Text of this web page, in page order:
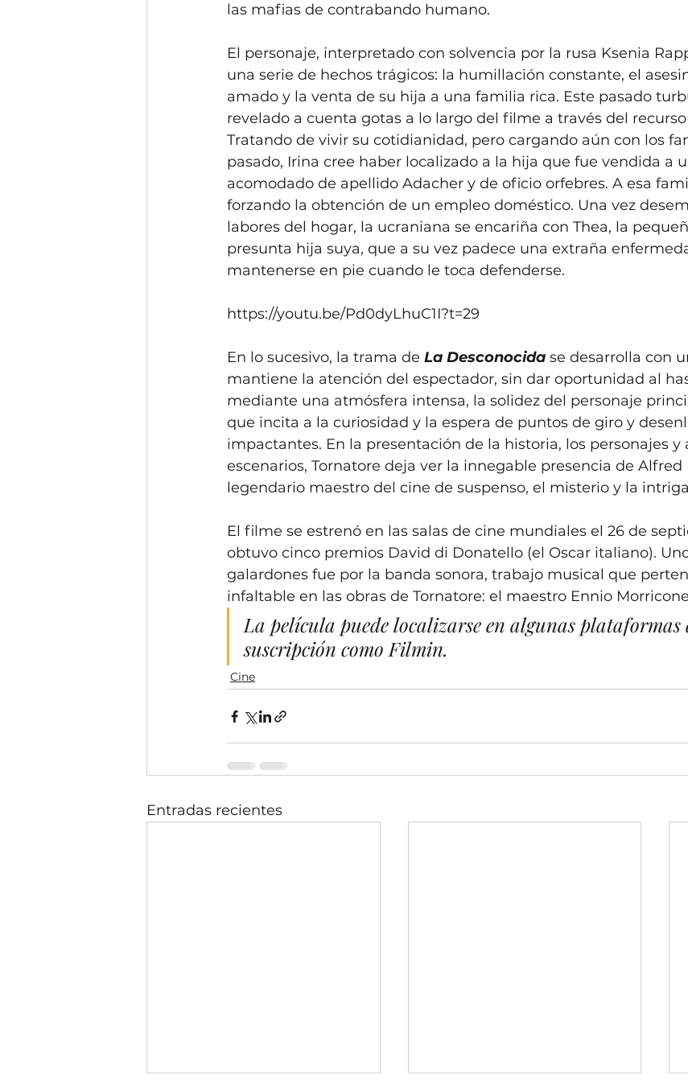
las mafias de contrabando humano.
El personaje, interpretado con solvencia por la rusa Ksenia
una serie de hechos trágicos: la humillación constante, el
amado y la venta de su hija a una familia rica. Este pasado
revelado a cuenta gotas a lo largo del filme a través del
Tratando de vivir su cotidianidad, pero cargando aún con los
pasado, Irina cree haber localizado a la hija que fue vendida a
acomodado de apellido Adacher y de oficio orfebres. A esa
forzando la obtención de un empleo doméstico. Una vez
labores del hogar, la ucraniana se encariña con Thea, la
presunta hija suya, que a su vez padece una extraña
mantenerse en pie cuando le toca defenderse.
https://youtu.be/Pd0dyLhuC1I?t=29
En lo sucesivo, la trama de La Desconocida se desarrolla con
mantiene la atención del espectador, sin dar oportunidad al
mediante una atmósfera intensa, la solidez del personaje
que incita a la curiosidad y la espera de puntos de giro y
impactantes. En la presentación de la historia, los personajes y
escenarios, Tornatore deja ver la innegable presencia de Alfred
legendario maestro del cine de suspenso, el misterio y la
El filme se estrenó en las salas de cine mundiales el 26 de
obtuvo cinco premios David di Donatello (el Oscar italiano).
galardones fue por la banda sonora, trabajo musical que
infaltable en las obras de Tornatore: el maestro Ennio
La película puede localizarse en algunas plataformas
suscripción como Filmin.
Cine
Entradas recientes